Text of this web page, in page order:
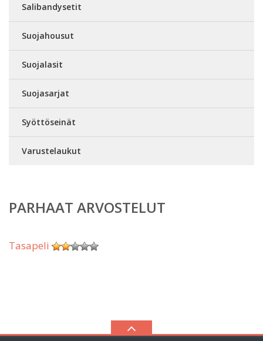
Salibandysetit
Suojahousut
Suojalasit
Suojasarjat
Syöttöseinät
Varustelaukut
PARHAAT ARVOSTELUT
Tasapeli